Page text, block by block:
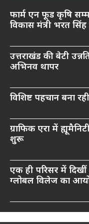
फार्म एन फूड कृषि
विकास मंत्री भरत सिंह
उत्तराखंड की बेटी
अभिनव थापर
विशिष्ट पहचान बना
ग्राफिक एरा में
शुरू
एक ही परिसर में
ग्लोबल विलेज का